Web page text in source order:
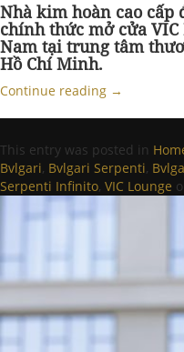
Nhà kim hoàn cao cấp
chính thức mở cửa
Nam tại trung tâm
Hồ Chí Minh.
Continue reading →
This entry was posted in
Bvlgari, Bvlgari Serpenti,
Serpenti Infinito, VIC Lounge